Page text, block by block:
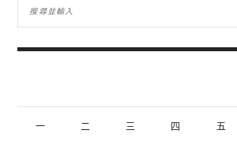
一 二 三 四 五